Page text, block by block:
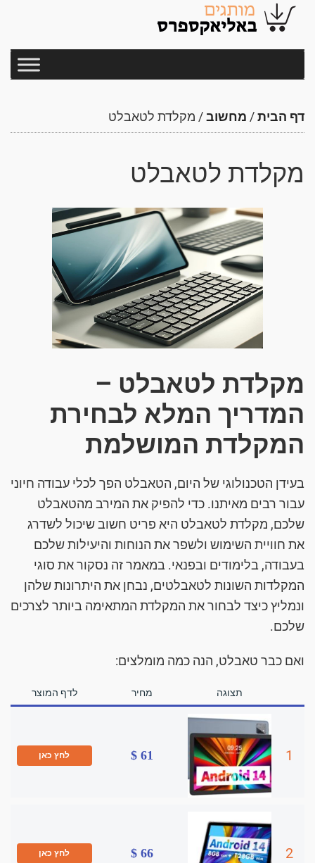
דף הבית/ מחשוב/ מקלדת לטאבלט
מקלדת לטאבלט
מקלדת לטאבלט –
המדריך המלא לבחירת
המקלדת המושלמת
בעידן הטכנולוגי של היום, הטאבלט הפך לכלי עבודה חיוני
עבור רבים מאיתנו. כדי להפיק את המירב מהטאבלט
שלכם, מקלדת לטאבלט היא פריט חשוב שיכול לשדרג
את חוויית השימוש ולשפר את הנוחות והיעילות שלכם
בעבודה, בלימודים ובפנאי. במאמר זה נסקור את סוגי
המקלדות השונות לטאבלטים, נבחן את היתרונות שלהן
ונמליץ כיצד לבחור את המקלדת המתאימה ביותר לצרכים
שלכם.
ואם כבר טאבלט, הנה כמה מומלצים:
תצוגה מחיר לדף המוצר
1
61 $ לחץ כאן
2
66 $ לחץ כאן